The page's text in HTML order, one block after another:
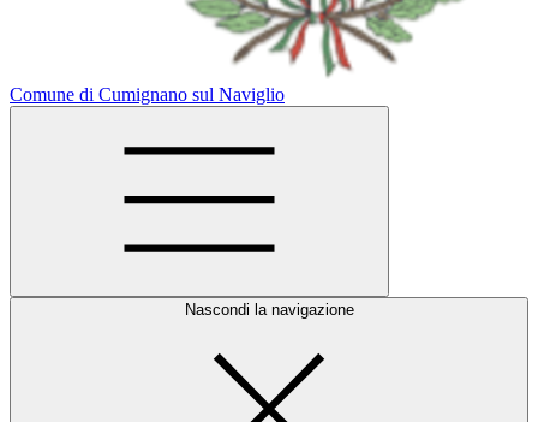
Comune di Cumignano sul Naviglio
Nascondi la navigazione